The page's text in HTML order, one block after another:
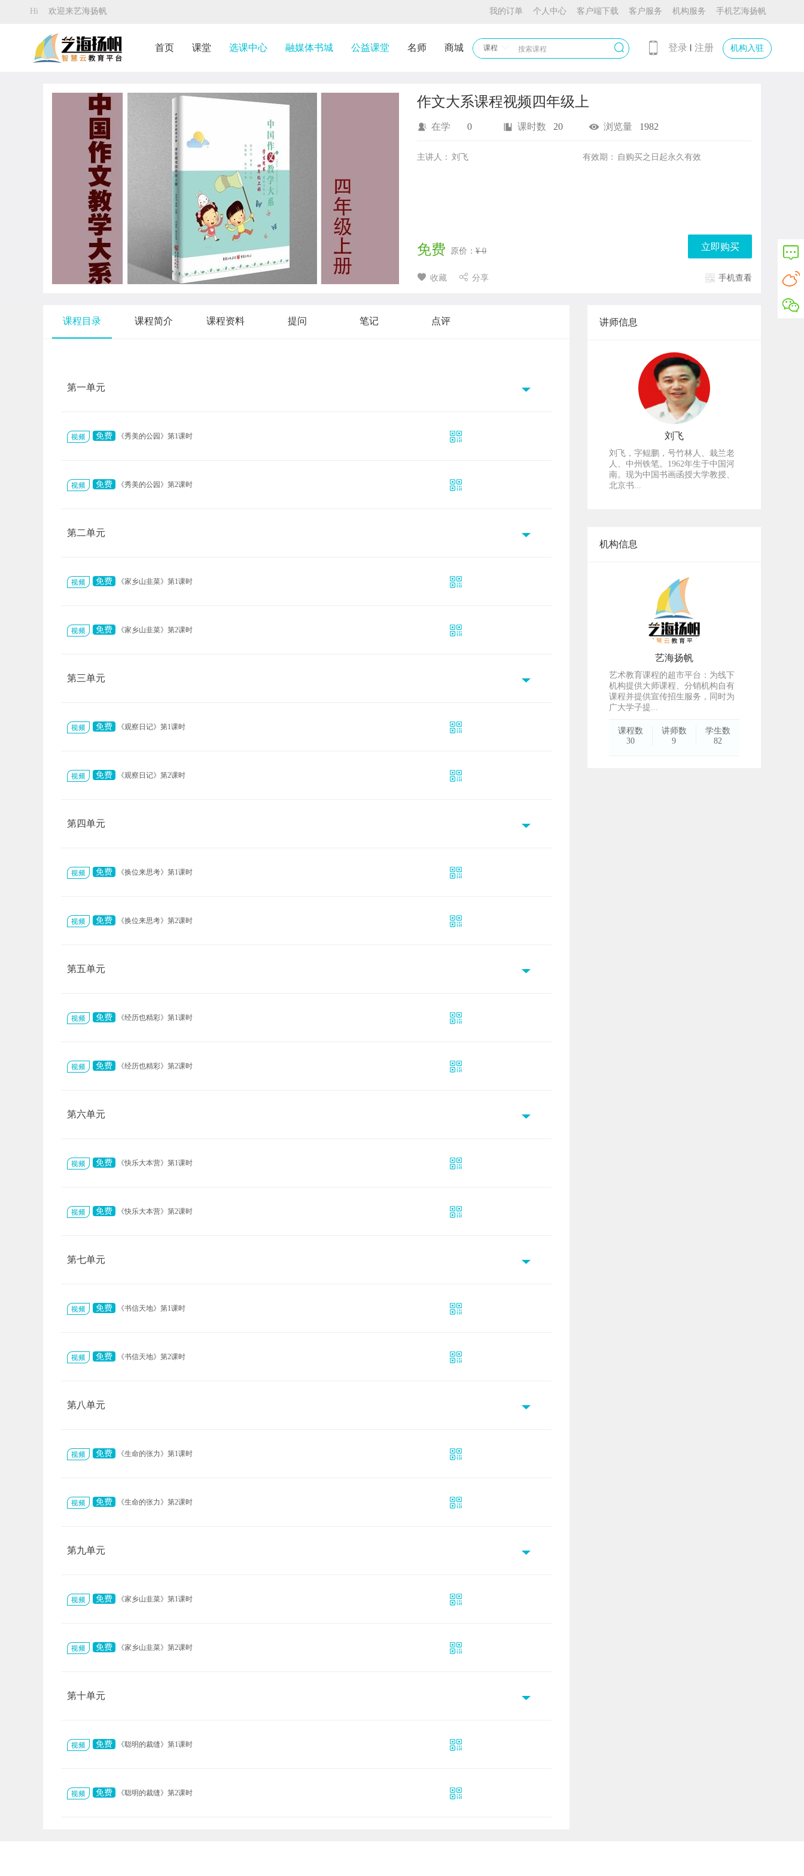
Hi 欢迎来艺海扬帆 我的订单 个人中心 客户端下载 客户服务 机构服务 手机艺海扬帆
首页 课堂 选课中心 融媒体书城 公益课堂 名师 商城 课程 登录 注册 机构入驻
作文大系课程视频四年级上
在学 0 课时数 20 浏览量 1982
主讲人： 刘飞 有效期： 自购买之日起永久有效
免费 原价： ¥ 0 立即购买
收藏 分享 手机查看
课程目录 课程简介 课程资料 提问 笔记 点评
第一单元
免费 《秀美的公园》第1课时
免费 《秀美的公园》第2课时
第二单元
免费 《家乡山韭菜》第1课时
免费 《家乡山韭菜》第2课时
第三单元
免费 《观察日记》第1课时
免费 《观察日记》第2课时
第四单元
免费 《换位来思考》第1课时
免费 《换位来思考》第2课时
第五单元
免费 《经历也精彩》第1课时
免费 《经历也精彩》第2课时
第六单元
免费 《快乐大本营》第1课时
免费 《快乐大本营》第2课时
第七单元
免费 《书信天地》第1课时
免费 《书信天地》第2课时
第八单元
免费 《生命的张力》第1课时
免费 《生命的张力》第2课时
第九单元
免费 《家乡山韭菜》第1课时
免费 《家乡山韭菜》第2课时
第十单元
免费 《聪明的裁缝》第1课时
免费 《聪明的裁缝》第2课时
讲师信息
刘飞
刘飞，字鲲鹏，号竹林人、栽兰老
人、中州铁笔。1962年生于中国河
南。现为中国书画函授大学教授、
北京书...
机构信息
艺海扬帆
艺术教育课程的超市平台：为线下
机构提供大师课程、分销机构自有
课程并提供宣传招生服务，同时为
广大学子提...
课程数
30
讲师数
9
学生数
82